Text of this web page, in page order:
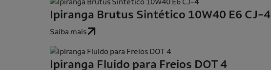
Ipiranga Brutus Sintético 10W40 E6 CJ-4
Saiba mais
Ipiranga Fluido para Freios DOT 4